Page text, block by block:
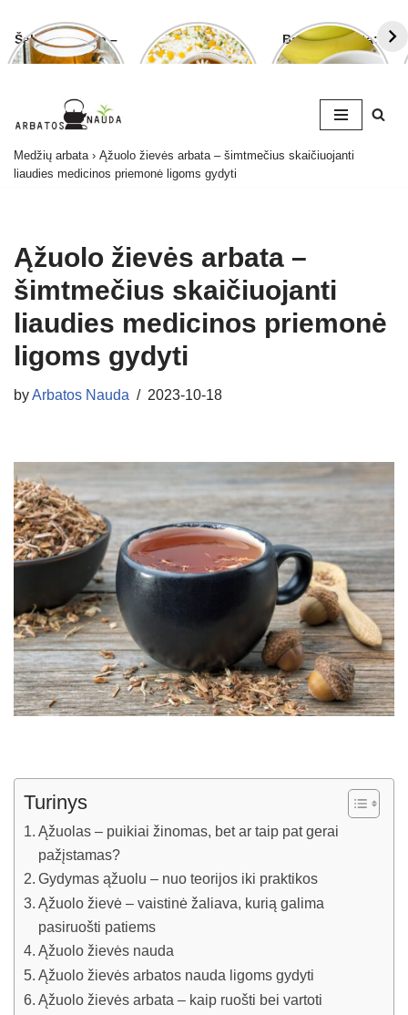
Šalavijo arbata –
ligoms gydyti ir
Ramunėlių
arbata pagelbės
Bananų arbata:
kuo ji naudinga
to
Medžių arbata › Ąžuolo žievės arbata – šimtmečius skaičiuojanti
liaudies medicinos priemonė ligoms gydyti
Ąžuolo žievės arbata –
šimtmečius skaičiuojanti
liaudies medicinos priemonė
ligoms gydyti
byArbatos Nauda 2023-10-18
Turinys
Ąžuolas – puikiai žinomas, bet ar taip pat gerai
pažįstamas?
Gydymas ąžuolu – nuo teorijos iki praktikos
Ąžuolo žievė – vaistinė žaliava, kurią galima
pasiruošti patiems
Ąžuolo žievės nauda
Ąžuolo žievės arbatos nauda ligoms gydyti
Ąžuolo žievės arbata – kaip ruošti bei vartoti